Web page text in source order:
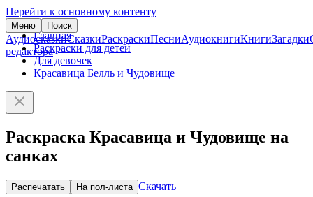
Перейти к основному контенту
Меню Поиск
АудиосказкиСказкиРаскраскиПесниАудиокнигиКнигиЗагадки
редактора
Главная
Раскраски для детей
Для девочек
Красавица Белль и Чудовище
Раскраска Красавица и Чудовище на
санках
Распечатать На пол-листа Скачать